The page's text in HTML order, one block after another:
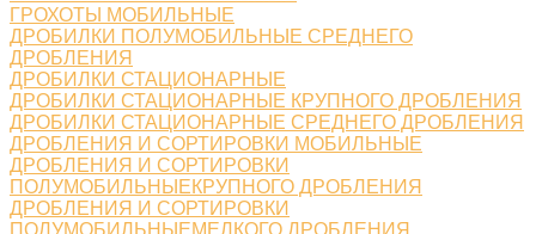
ГРОХОТЫ МОБИЛЬНЫЕ
ДРОБИЛКИ ПОЛУМОБИЛЬНЫЕ СРЕДНЕГО
ДРОБЛЕНИЯ
ДРОБИЛКИ СТАЦИОНАРНЫЕ
ДРОБИЛКИ СТАЦИОНАРНЫЕ КРУПНОГО ДРОБЛЕНИЯ
ДРОБИЛКИ СТАЦИОНАРНЫЕ СРЕДНЕГО ДРОБЛЕНИЯ
ДРОБЛЕНИЯ И СОРТИРОВКИ МОБИЛЬНЫЕ
ДРОБЛЕНИЯ И СОРТИРОВКИ
ПОЛУМОБИЛЬНЫЕКРУПНОГО ДРОБЛЕНИЯ
ДРОБЛЕНИЯ И СОРТИРОВКИ
ПОЛУМОБИЛЬНЫЕМЕЛКОГО ДРОБЛЕНИЯ